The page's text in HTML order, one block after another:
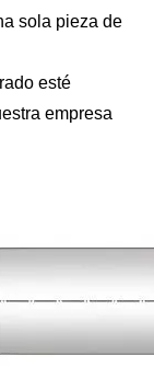
sola pieza de
esté
empresa